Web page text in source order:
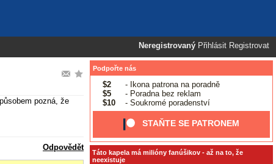
Neregistrovaný Přihlásit Registrovat
pozná, že
Odpovědět
Podpořte nás
$2
- Ikona patrona na poradně
$5
- Poradna bez reklam
$10
- Soukromé poradenství
STAŇTE SE PATRONEM
Táto kapela má milióny fanúšikov - až na to, že
neexistuje